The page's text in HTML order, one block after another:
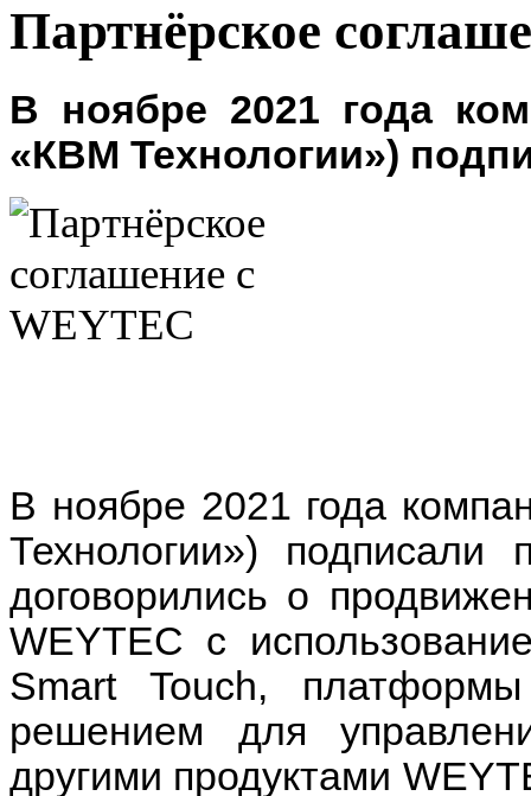
Партнёрское
В ноябре 2021 года
«КВМ Технологии»)
В ноябре 2021 года
Технологии») подписали
договорились о
WEYTEC с
Smart Touch,
решением для
другими продуктами